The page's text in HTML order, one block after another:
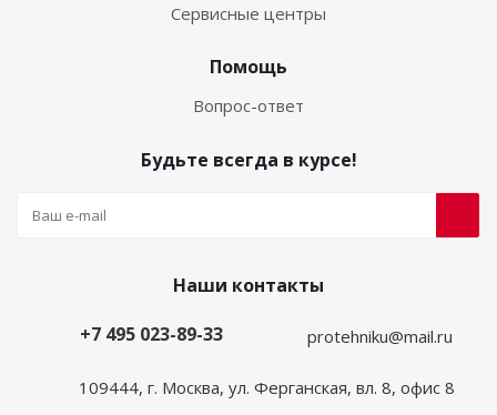
Сервисные центры
Помощь
Вопрос-ответ
Будьте всегда в курсе!
Наши контакты
+7 495 023-89-33
protehniku@mail.ru
109444, г. Москва, ул. Ферганская, вл. 8, офис 8